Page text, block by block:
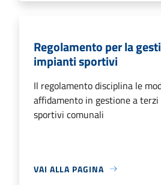
Regolamento per la
impianti sportivi
Il regolamento disciplina le
affidamento in gestione a
sportivi comunali
VAI ALLA PAGINA